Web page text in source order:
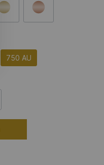
750 AU